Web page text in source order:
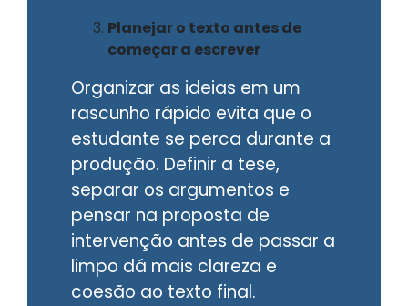
Planejar o texto antes de
começar a escrever
Organizar as ideias em um
rascunho rápido evita que o
estudante se perca durante a
produção. Definir a tese,
separar os argumentos e
pensar na proposta de
intervenção antes de passar a
limpo dá mais clareza e
coesão ao texto final.